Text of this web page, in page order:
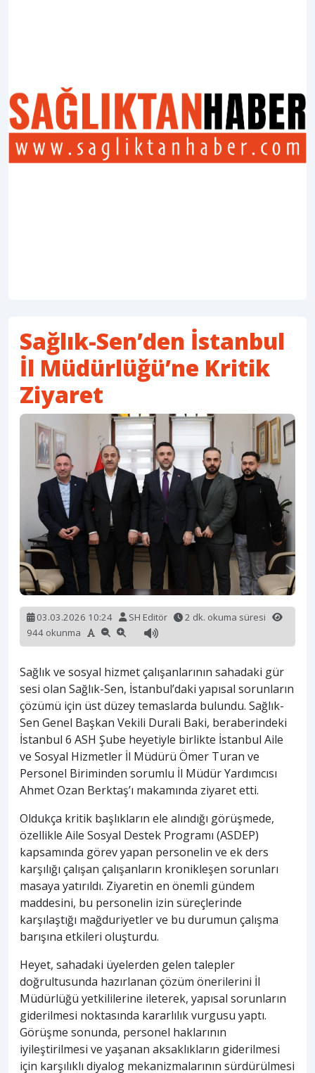
Sağlık-Sen’den İstanbul
İl Müdürlüğü’ne Kritik
Ziyaret
03.03.2026 10:24 SH Editör
2 dk. okuma süresi
944 okunma
Sağlık ve sosyal hizmet çalışanlarının sahadaki gür
sesi olan Sağlık-Sen, İstanbul’daki yapısal sorunların
çözümü için üst düzey temaslarda bulundu. Sağlık-
Sen Genel Başkan Vekili Durali Baki, beraberindeki
İstanbul 6 ASH Şube heyetiyle birlikte İstanbul Aile
ve Sosyal Hizmetler İl Müdürü Ömer Turan ve
Personel Biriminden sorumlu İl Müdür Yardımcısı
Ahmet Ozan Berktaş’ı makamında ziyaret etti.
Oldukça kritik başlıkların ele alındığı görüşmede,
özellikle Aile Sosyal Destek Programı (ASDEP)
kapsamında görev yapan personelin ve ek ders
karşılığı çalışan çalışanların kronikleşen sorunları
masaya yatırıldı. Ziyaretin en önemli gündem
maddesini, bu personelin izin süreçlerinde
karşılaştığı mağduriyetler ve bu durumun çalışma
barışına etkileri oluşturdu.
Heyet, sahadaki üyelerden gelen talepler
doğrultusunda hazırlanan çözüm önerilerini İl
Müdürlüğü yetkililerine ileterek, yapısal sorunların
giderilmesi noktasında kararlılık vurgusu yaptı.
Görüşme sonunda, personel haklarının
iyileştirilmesi ve yaşanan aksaklıkların giderilmesi
için karşılıklı diyalog mekanizmalarının sürdürülmesi